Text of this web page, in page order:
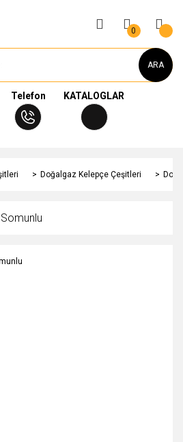
ARA
Telefon KATALOGLAR
0
Doğalgaz Kelepçe Çeşitleri